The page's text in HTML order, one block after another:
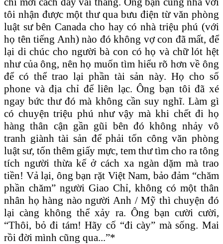
tôi nhận được một thư qua bưu điện từ văn phòng
luật sư bên Canada cho hay có nhà triệu phú (với
họ tên tiếng Anh) nào đó không vợ con đã mất, để
lại di chúc cho người bà con có họ và chữ lót hệt
như của ông, nên họ muốn tìm hiểu rõ hơn về ông
để có thể trao lại phần tài sản này. Họ cho số
phone và địa chỉ để liên lạc. Ông bạn tôi đã xé
ngay bức thư đó mà không cần suy nghĩ. Làm gì
có chuyện triệu phú như vậy mà khi chết đi họ
hàng thân cận gần gũi bên đó không nhảy vô
tranh giành tài sản để phải tốn công văn phòng
luật sư, tốn thêm giấy mực, tem thư tìm cho ra tông
tích người thừa kế ở cách xa ngàn dặm mà trao
tiền! Vả lại, ông bạn rặt Việt Nam, bảo đảm “chăm
phần chăm” người Giao Chỉ, không có một thân
nhân họ hàng nào người Anh / Mỹ thì chuyện đó
lại càng không thể xảy ra. Ông bạn cười cười,
“Thôi, bỏ đi tám! Hãy cố “đi cày” mà sống. Mai
rồi đời mình cũng qua...”*